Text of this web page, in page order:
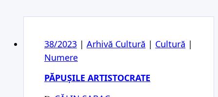
38/2023 | Arhivă Cultură | Cultură |
Numere
PĂPUȘILE ARTISTOCRATE